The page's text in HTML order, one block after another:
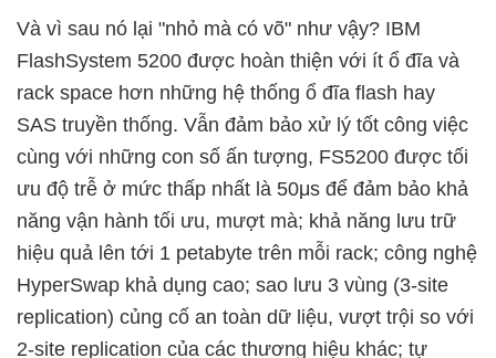
Và vì sau nó lại "nhỏ mà có võ" như vậy? IBM
FlashSystem 5200 được hoàn thiện với ít ổ đĩa và
rack space hơn những hệ thống ổ đĩa flash hay
SAS truyền thống. Vẫn đảm bảo xử lý tốt công việc
cùng với những con số ấn tượng, FS5200 được tối
ưu độ trễ ở mức thấp nhất là 50μs để đảm bảo khả
năng vận hành tối ưu, mượt mà; khả năng lưu trữ
hiệu quả lên tới 1 petabyte trên mỗi rack; công nghệ
HyperSwap khả dụng cao; sao lưu 3 vùng (3-site
replication) củng cố an toàn dữ liệu, vượt trội so với
2-site replication của các thương hiệu khác; tự